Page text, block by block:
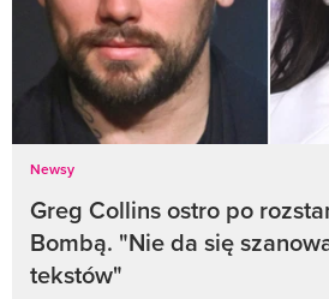
Newsy
Greg Collins ostro po
Bombą. "Nie da się
tekstów"